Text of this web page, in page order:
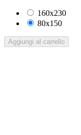
160x230
80x150
Aggiungi al carrello